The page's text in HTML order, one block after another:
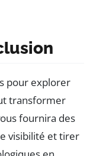
pour explorer
transformer
fournira des
visibilité et tirer